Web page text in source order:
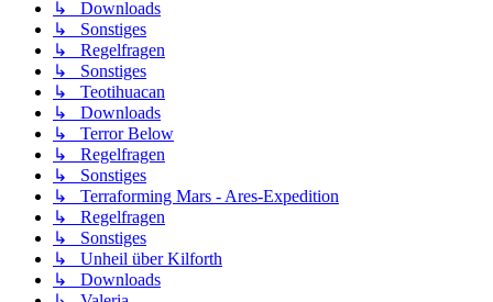
↳ Downloads
↳ Sonstiges
↳ Regelfragen
↳ Sonstiges
↳ Teotihuacan
↳ Downloads
↳ Terror Below
↳ Regelfragen
↳ Sonstiges
↳ Terraforming Mars - Ares-Expedition
↳ Regelfragen
↳ Sonstiges
↳ Unheil über Kilforth
↳ Downloads